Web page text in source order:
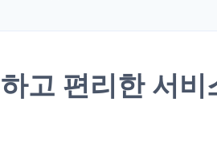
고 편리한 서